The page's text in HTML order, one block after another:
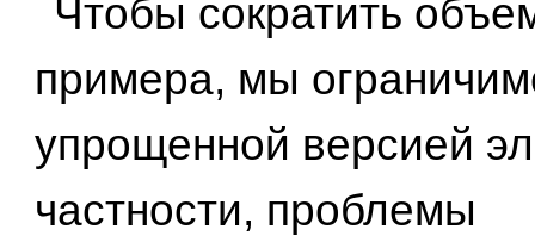
Чтобы сократить
примера, мы
упрощенной версией
частности, проблемы